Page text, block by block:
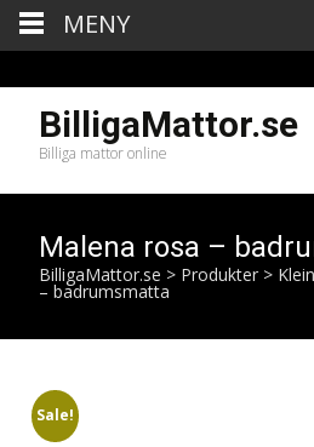
BilligaMattor.se
Billiga mattor online
Malena rosa –
BilligaMattor.se > Produkter >
– badrumsmatta
Sale!
MENY